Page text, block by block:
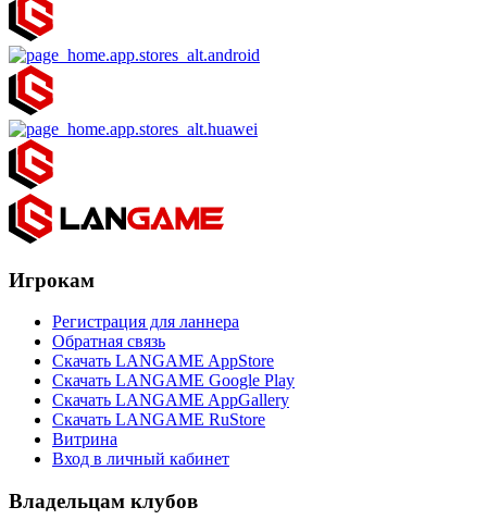
Игрокам
Регистрация для ланнера
Обратная связь
Скачать LANGAME AppStore
Скачать LANGAME Google Play
Скачать LANGAME AppGallery
Скачать LANGAME RuStore
Витрина
Вход в личный кабинет
Владельцам клубов